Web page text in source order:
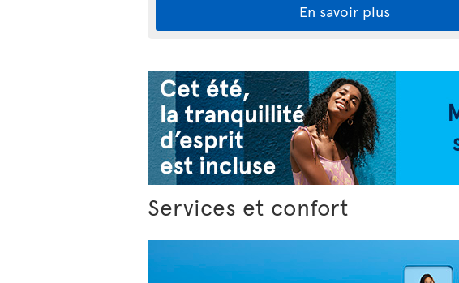
En savoir plus
Services et confort